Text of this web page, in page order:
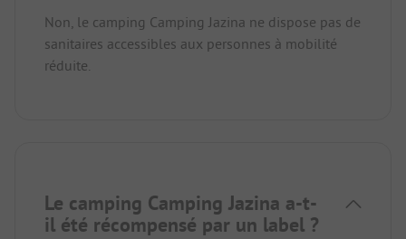
Non, le camping Camping Jazina ne dispose pas de
sanitaires accessibles aux personnes à mobilité
réduite.
Le camping Camping Jazina a-t-
il été récompensé par un label ?